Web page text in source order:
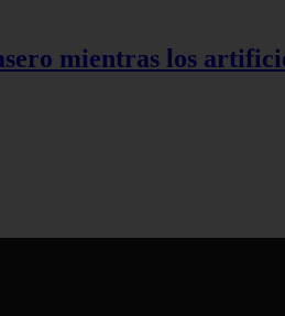
mientras los